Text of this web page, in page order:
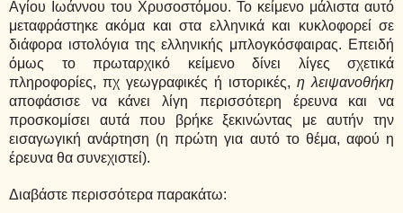
Αγίου Ιωάννου του Χρυσοστόμου. Το κείμενο μάλιστα αυτό
μεταφράστηκε ακόμα και στα ελληνικά και κυκλοφορεί σε
διάφορα ιστολόγια της ελληνικής μπλογκόσφαιρας. Επειδή
όμως το πρωταρχικό κείμενο δίνει λίγες σχετικά
πληροφορίες, πχ γεωγραφικές ή ιστορικές, η λειψανοθήκη
αποφάσισε να κάνει λίγη περισσότερη έρευνα και να
προσκομίσει αυτά που βρήκε ξεκινώντας με αυτήν την
εισαγωγική ανάρτηση (η πρώτη για αυτό το θέμα, αφού η
έρευνα θα συνεχιστεί).
Διαβάστε περισσότερα παρακάτω: